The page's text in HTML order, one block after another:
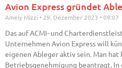
Avion Express gründet
Amely Mizzi 29. Dezember 2023 09:07
Das auf ACMI- und
Unternehmen Avion Express will
eigenen Ableger aktiv sein. Man hat
Betriebsgenehmigung beantragt.